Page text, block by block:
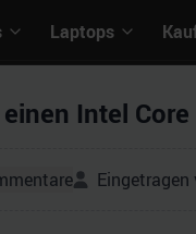
Laptops
Intel
Eingetragen